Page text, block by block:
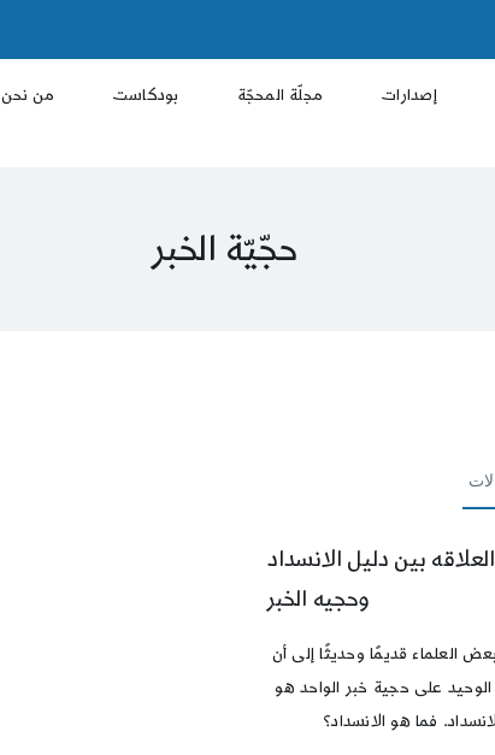
إصدارات مجلّة المحجّة بودكاست من نحن
حجّيّة الخبر
العلاقه بين دليل الانسداد
وحجيه الخبر
العلماء قديمًا وحديثًا إلى أن
الوحيد على حجية خبر الواحد هو
فما هو الانسداد؟